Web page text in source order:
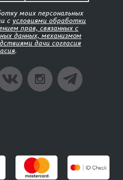
моих персональных
с условиями обработки
прав, связанных с
данных, механизмом
дачи согласия
.